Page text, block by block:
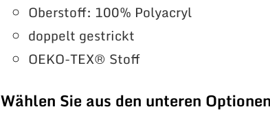
Oberstoff: 100% Polyacryl
doppelt gestrickt
OEKO-TEX® Stoff
Wählen Sie aus den unteren